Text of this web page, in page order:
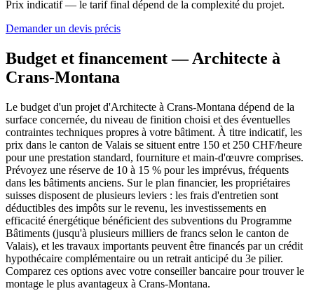
Prix indicatif — le tarif final dépend de la complexité du projet.
Demander un devis précis
Budget et financement — Architecte à
Crans-Montana
Le budget d'un projet d'Architecte à Crans-Montana dépend de la
surface concernée, du niveau de finition choisi et des éventuelles
contraintes techniques propres à votre bâtiment. À titre indicatif, les
prix dans le canton de Valais se situent entre 150 et 250 CHF/heure
pour une prestation standard, fourniture et main-d'œuvre comprises.
Prévoyez une réserve de 10 à 15 % pour les imprévus, fréquents
dans les bâtiments anciens. Sur le plan financier, les propriétaires
suisses disposent de plusieurs leviers : les frais d'entretien sont
déductibles des impôts sur le revenu, les investissements en
efficacité énergétique bénéficient des subventions du Programme
Bâtiments (jusqu'à plusieurs milliers de francs selon le canton de
Valais), et les travaux importants peuvent être financés par un crédit
hypothécaire complémentaire ou un retrait anticipé du 3e pilier.
Comparez ces options avec votre conseiller bancaire pour trouver le
montage le plus avantageux à Crans-Montana.